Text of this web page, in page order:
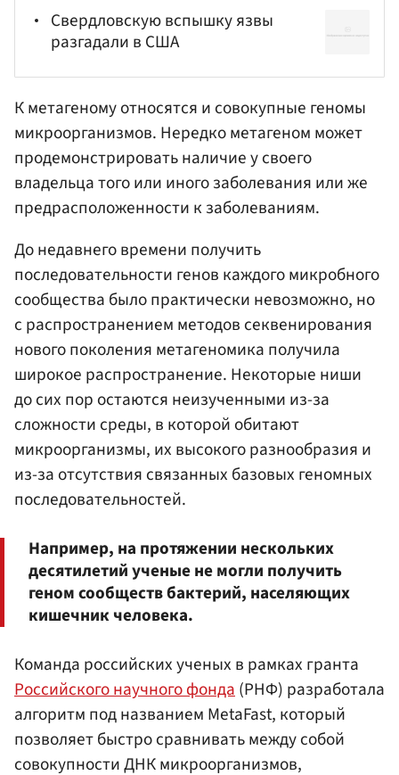
Свердловскую вспышку язвы
разгадали в США
К метагеному относятся и совокупные геномы
микроорганизмов. Нередко метагеном может
продемонстрировать наличие у своего
владельца того или иного заболевания или же
предрасположенности к заболеваниям.
До недавнего времени получить
последовательности генов каждого микробного
сообщества было практически невозможно, но
с распространением методов секвенирования
нового поколения метагеномика получила
широкое распространение. Некоторые ниши
до сих пор остаются неизученными из-за
сложности среды, в которой обитают
микроорганизмы, их высокого разнообразия и
из-за отсутствия связанных базовых геномных
последовательностей.
Например, на протяжении нескольких
десятилетий ученые не могли получить
геном сообществ бактерий, населяющих
кишечник человека.
Команда российских ученых в рамках гранта
Российского научного фонда(РНФ) разработала
алгоритм под названием MetaFast, который
позволяет быстро сравнивать между собой
совокупности ДНК микроорганизмов,